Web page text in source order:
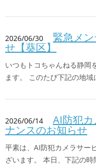
2026/06/30 緊急メ
せ【葵区】
いつもトコちゃんねる静岡
ます。 このたび下記の地
2026/06/14 AI防犯
ナンスのお知らせ
平素は、AI防犯カメラサー
ざいます。 本日、下記の時